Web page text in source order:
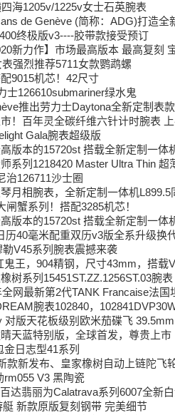
海1205v/1225v女士石英腕表
de Genève (简称：ADG)打造
终极版v3----胶带款接受预订
新力作】市场最高版本 最高复刻
强烈推荐5711女款鹦鹉螺
9015机芯！42尺寸
士126610submariner绿水鬼
推出劳力士Daytona全新定制表
！百年灵全碳纤维六针计时腕表
Gala腕表超级版
版本的15720st 搭载全新定制一体
系列1218420 Master Ultra Thin 超
治126711沙士圈
月相腕表，全新定制一体机L899.5
蟹系列！搭配3285机芯！
版本的15720st 搭载全新定制一体
历40毫米配重双历v3版全系升级换
V45系列腕表震撼来袭
鬼王，904精钢，尺寸43mm，搭载
树系列15451ST.ZZ.1256ST.03腕表
网最新第2代TANK Francaise法国
腕表102840，
对版天花板级别欧米茄碟飞 39.5mm
晴天蓝特别版，全球首发，尊贵上市
日志型41系列
款新发布、皇家橡树自动上链陀飞
rm055 V3 黑陶瓷
达翡丽为Calatrava系列6007全新
新款原版复刻钢带 完美细节